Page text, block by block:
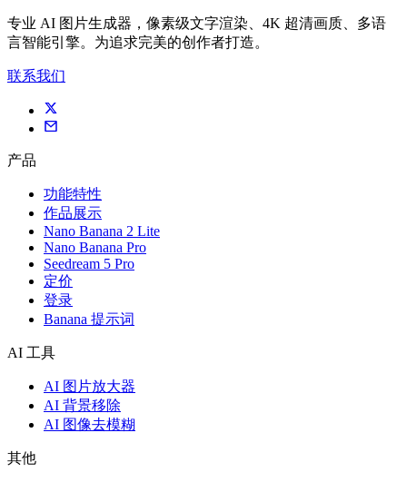
专业 AI 图片生成器，像素级文字渲染、4K 超清画质、多语
言智能引擎。为追求完美的创作者打造。
联系我们
产品
功能特性
作品展示
Nano Banana 2 Lite
Nano Banana Pro
Seedream 5 Pro
定价
登录
Banana 提示词
AI 工具
AI 图片放大器
AI 背景移除
AI 图像去模糊
其他